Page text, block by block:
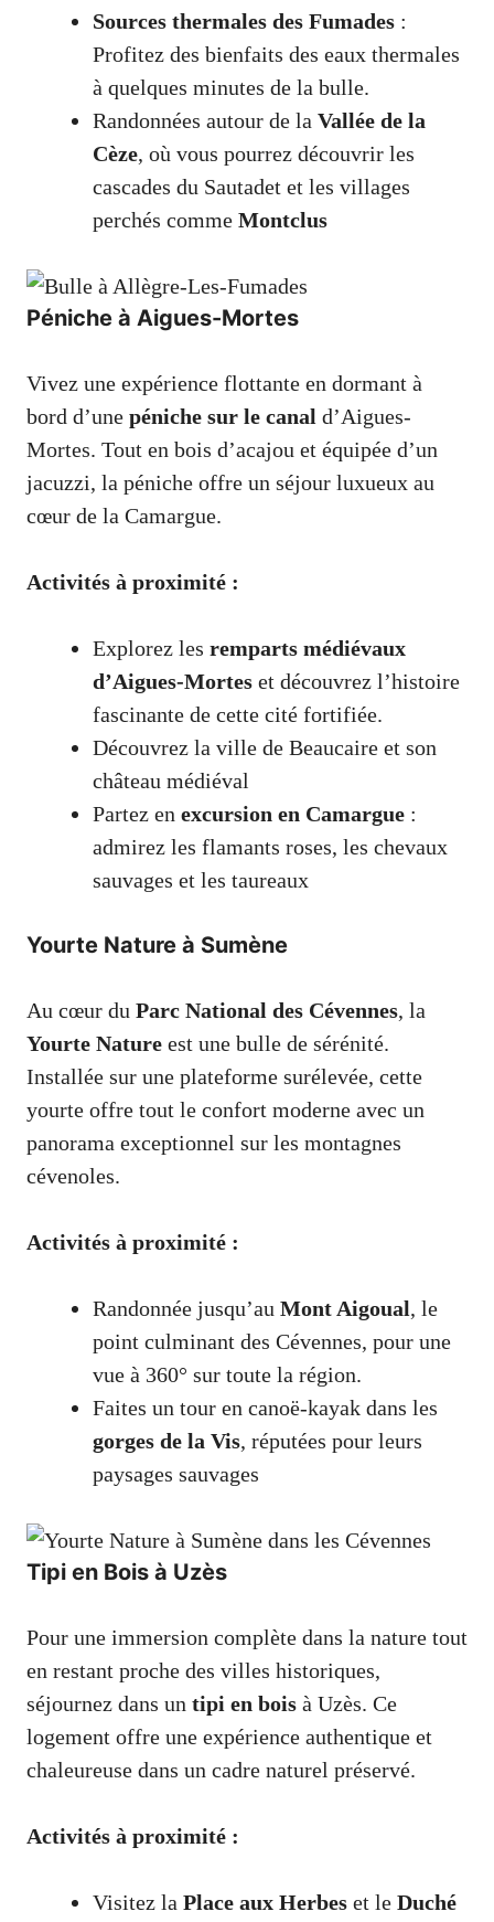
Sources thermales des Fumades :
Profitez des bienfaits des eaux thermales
à quelques minutes de la bulle.
Randonnées autour de la Vallée de la
Cèze, où vous pourrez découvrir les
cascades du Sautadet et les villages
perchés comme Montclus
Péniche à Aigues-Mortes
Vivez une expérience flottante en dormant à
bord d’une péniche sur le canal d’Aigues-
Mortes. Tout en bois d’acajou et équipée d’un
jacuzzi, la péniche offre un séjour luxueux au
cœur de la Camargue.
Activités à proximité :
Explorez les remparts médiévaux
d’Aigues-Mortes et découvrez l’histoire
fascinante de cette cité fortifiée.
Découvrez la ville de Beaucaire et son
château médiéval
Partez en excursion en Camargue :
admirez les flamants roses, les chevaux
sauvages et les taureaux
Yourte Nature à Sumène
Au cœur du Parc National des Cévennes, la
Yourte Nature est une bulle de sérénité.
Installée sur une plateforme surélevée, cette
yourte offre tout le confort moderne avec un
panorama exceptionnel sur les montagnes
cévenoles.
Activités à proximité :
Randonnée jusqu’au Mont Aigoual, le
point culminant des Cévennes, pour une
vue à 360° sur toute la région.
Faites un tour en canoë-kayak dans les
gorges de la Vis, réputées pour leurs
paysages sauvages​
Tipi en Bois à Uzès
Pour une immersion complète dans la nature tout
en restant proche des villes historiques,
séjournez dans un tipi en bois à Uzès. Ce
logement offre une expérience authentique et
chaleureuse dans un cadre naturel préservé.
Activités à proximité :
Visitez la Place aux Herbes et le Duché